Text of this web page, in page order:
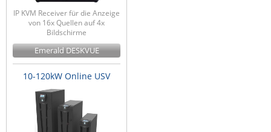
IP KVM Receiver für die Anzeige
von 16x Quellen auf 4x
Bildschirme
Emerald DESKVUE
10-120kW Online USV